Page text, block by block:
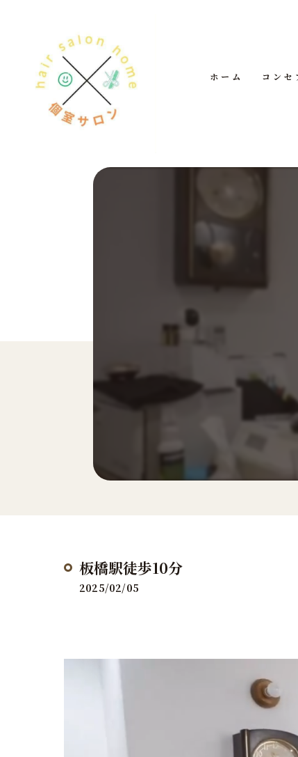
ホーム コンセ
板橋駅徒歩10分
2025/02/05